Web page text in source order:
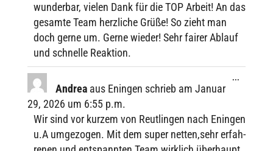
wunder­bar, vielen Dank für die TOP Arbeit! An das
gesamte Team herz­li­che Grüße! So zieht man
doch gerne um. Gerne wieder! Sehr fairer Ablauf
und schnelle Reaktion.
Andrea aus Eningen schrieb am Januar
29, 2026 um 6:55 p.m.
Wir sind vor kurzem von Reut­lin­gen nach Enin­gen
u.A umge­zo­gen. Mit dem super netten,sehr erfah­
...